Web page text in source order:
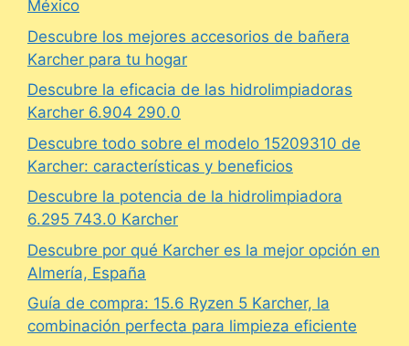
México
Descubre los mejores accesorios de bañera
Karcher para tu hogar
Descubre la eficacia de las hidrolimpiadoras
Karcher 6.904 290.0
Descubre todo sobre el modelo 15209310 de
Karcher: características y beneficios
Descubre la potencia de la hidrolimpiadora
6.295 743.0 Karcher
Descubre por qué Karcher es la mejor opción en
Almería, España
Guía de compra: 15.6 Ryzen 5 Karcher, la
combinación perfecta para limpieza eficiente